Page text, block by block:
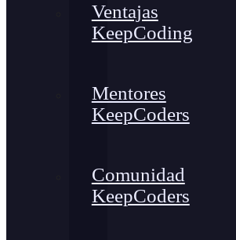
Ventajas
KeepCoding
Mentores
KeepCoders
Comunidad
KeepCoders